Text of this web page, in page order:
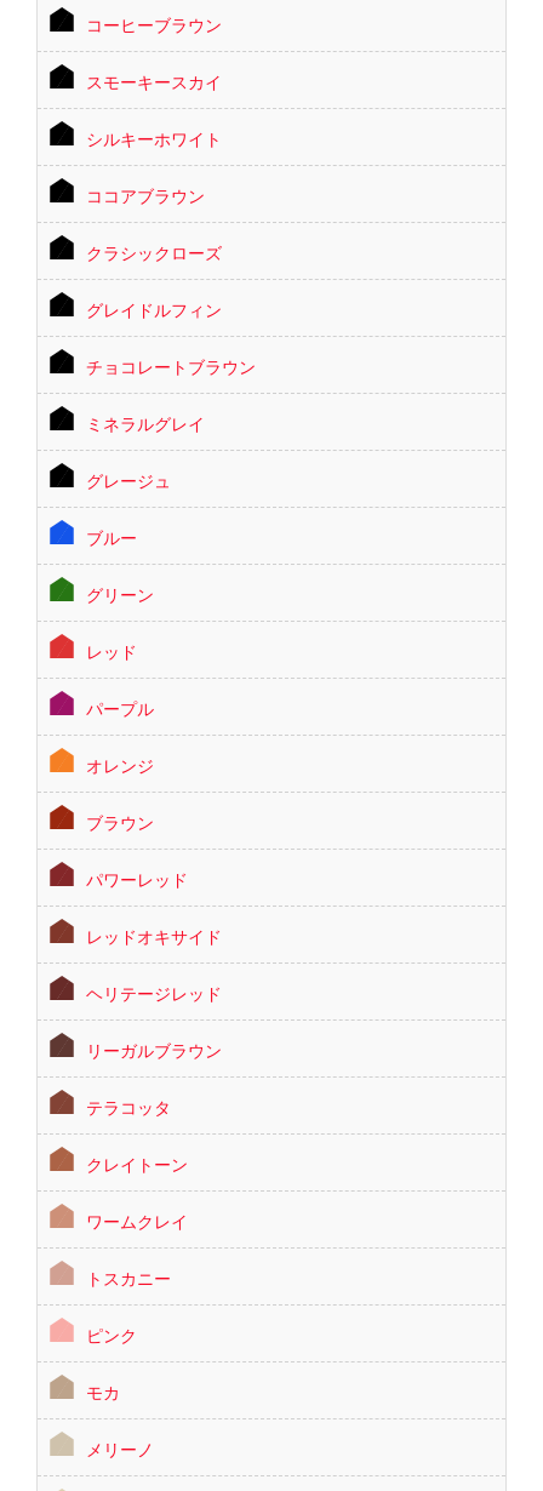
コーヒーブラウン
スモーキースカイ
シルキーホワイト
ココアブラウン
クラシックローズ
グレイドルフィン
チョコレートブラウン
ミネラルグレイ
グレージュ
ブルー
グリーン
レッド
パープル
オレンジ
ブラウン
パワーレッド
レッドオキサイド
ヘリテージレッド
リーガルブラウン
テラコッタ
クレイトーン
ワームクレイ
トスカニー
ピンク
モカ
メリーノ